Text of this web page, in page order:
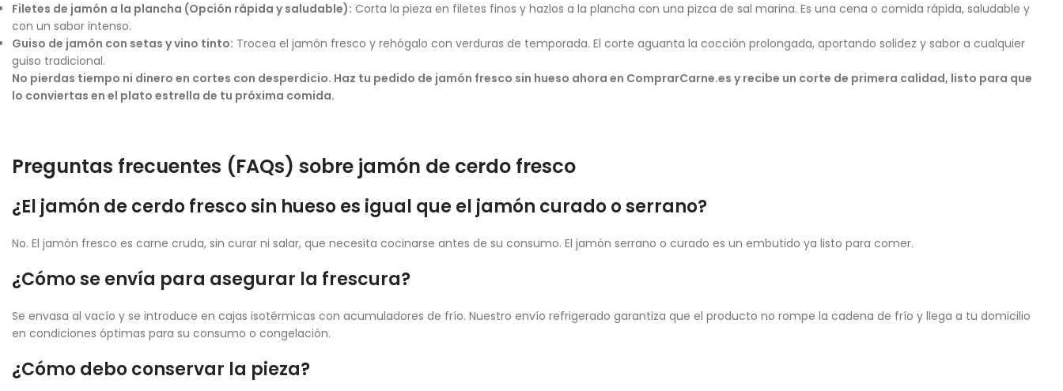
Filetes de jamón a la plancha (Opción rápida y saludable): Corta la pieza en filetes finos y hazlos a la plancha con una pizca de sal marina. Es una cena o comida rápida, saludable y
con un sabor intenso.
Guiso de jamón con setas y vino tinto: Trocea el jamón fresco y rehógalo con verduras de temporada. El corte aguanta la cocción prolongada, aportando solidez y sabor a cualquier
guiso tradicional.
No pierdas tiempo ni dinero en cortes con desperdicio. Haz tu pedido de jamón fresco sin hueso ahora en ComprarCarne.es y recibe un corte de primera calidad, listo para que
lo conviertas en el plato estrella de tu próxima comida.
Preguntas frecuentes (FAQs) sobre jamón de cerdo fresco
¿El jamón de cerdo fresco sin hueso es igual que el jamón curado o serrano?
No. El jamón fresco es carne cruda, sin curar ni salar, que necesita cocinarse antes de su consumo. El jamón serrano o curado es un embutido ya listo para comer.
¿Cómo se envía para asegurar la frescura?
Se envasa al vacío y se introduce en cajas isotérmicas con acumuladores de frío. Nuestro envío refrigerado garantiza que el producto no rompe la cadena de frío y llega a tu domicilio
en condiciones óptimas para su consumo o congelación.
¿Cómo debo conservar la pieza?